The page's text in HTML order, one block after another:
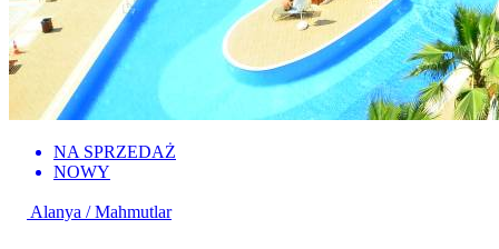
NA SPRZEDAŻ
NOWY
Alanya / Mahmutlar